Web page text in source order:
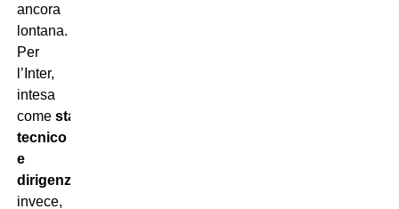
ancora
lontana.
Per
l’Inter,
intesa
come staff
tecnico
e
dirigenza
invece,